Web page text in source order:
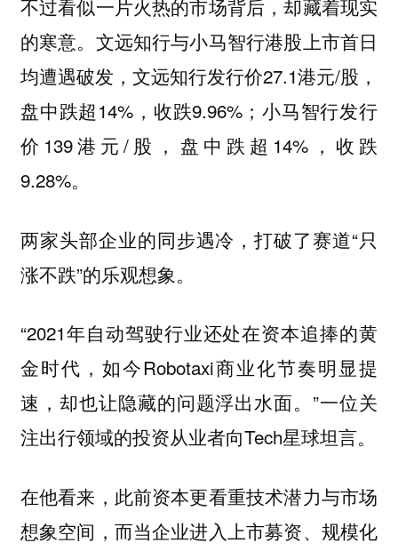
不过看似一片火热的市场背后，却藏着现实
的寒意。文远知行与小马智行港股上市首日
均遭遇破发，文远知行发行价27.1港元/股，
盘中跌超14%，收跌9.96%；小马智行发行
价139港元/股，盘中跌超14%，收跌
9.28%。
两家头部企业的同步遇冷，打破了赛道“只
涨不跌”的乐观想象。
“2021年自动驾驶行业还处在资本追捧的黄
金时代，如今Robotaxi商业化节奏明显提
速，却也让隐藏的问题浮出水面。”一位关
注出行领域的投资从业者向Tech星球坦言。
在他看来，此前资本更看重技术潜力与市场
想象空间，而当企业进入上市募资、规模化